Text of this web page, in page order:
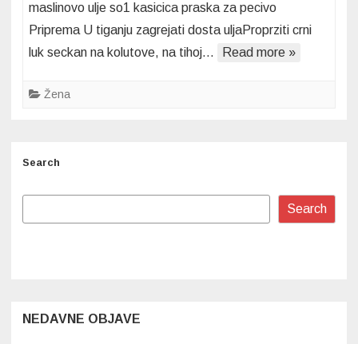
i
maslinovo ulje so1 kasicica praska za pecivo
Priprema U tiganju zagrejati dosta uljaProprziti crni
luk seckan na kolutove, na tihoj…
Read more »
Žena
Search
Search
NEDAVNE OBJAVE